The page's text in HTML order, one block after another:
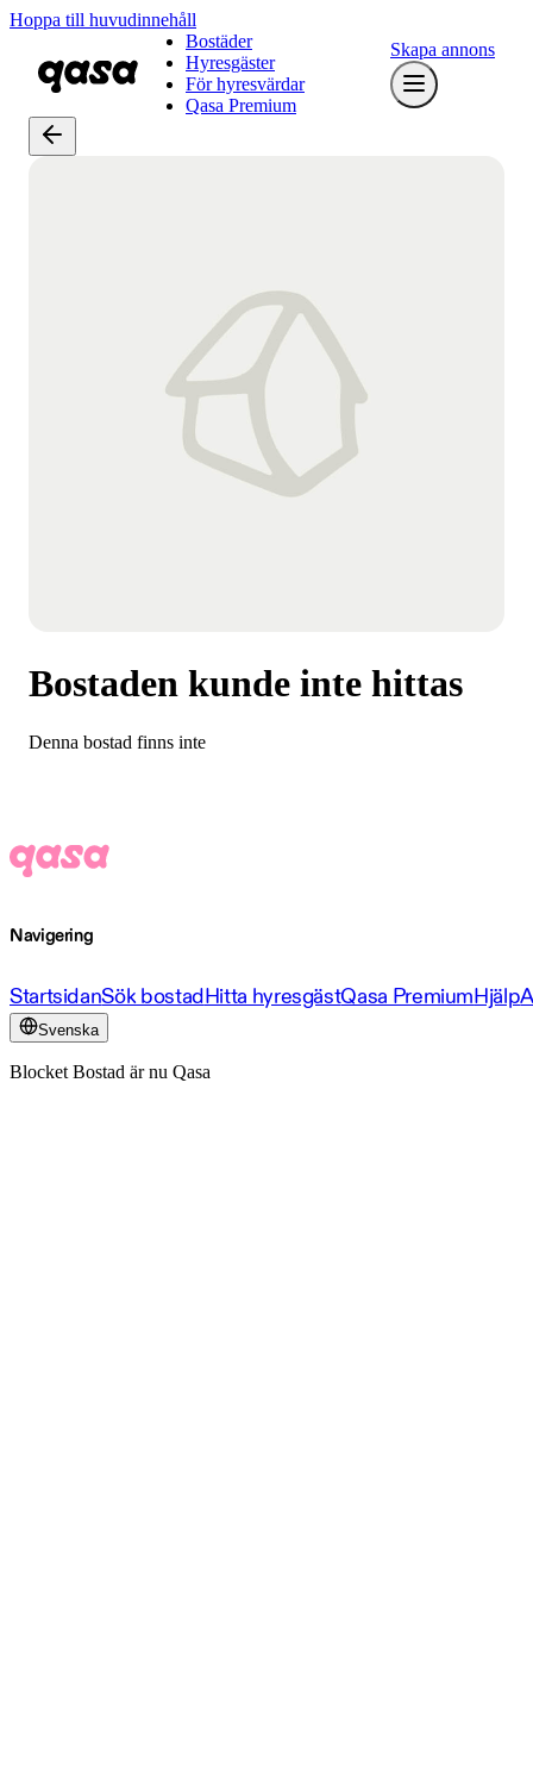
Hoppa till huvudinnehåll
Bostäder
Hyresgäster
För hyresvärdar
Qasa Premium
Skapa annons
Bostaden kunde inte hittas
Denna bostad finns inte
Navigering
StartsidanSök bostadHitta hyresgästQasa PremiumHjälp
Svenska
Blocket Bostad är nu Qasa